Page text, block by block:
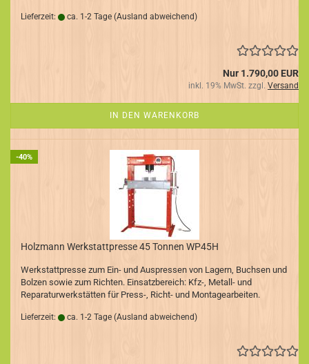
Lieferzeit: ca. 1-2 Tage (Ausland abweichend)
Nur 1.790,00 EUR
inkl. 19% MwSt. zzgl. Versand
IN DEN WARENKORB
-40%
Holzmann Werkstattpresse 45 Tonnen WP45H
Werkstattpresse zum Ein- und Auspressen von Lagern, Buchsen und
Bolzen sowie zum Richten. Einsatzbereich: Kfz-, Metall- und
Reparaturwerkstätten für Press-, Richt- und Montagearbeiten.
Lieferzeit: ca. 1-2 Tage (Ausland abweichend)